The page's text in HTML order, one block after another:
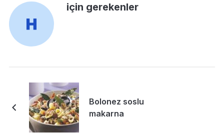
için gerekenler
Bolonez soslu
makarna